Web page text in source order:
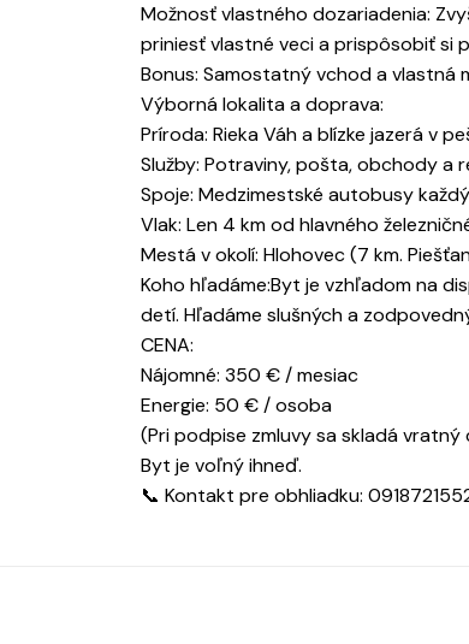
Možnosť vlastného dozariadenia:
priniesť vlastné veci a prispôsobiť si
Bonus: Samostatný vchod a vlastná
Výborná lokalita a doprava:
Príroda: Rieka Váh a blízke jazerá v
Služby: Potraviny, pošta, obchody a
Spoje: Medzimestské autobusy
Vlak: Len 4 km od hlavného
Mestá v okolí: Hlohovec (7 km.
Koho hľadáme:Byt je vzhľadom na
detí. Hľadáme slušných a
CENA:
Nájomné: 350 € / mesiac
Energie: 50 € / osoba
(Pri podpise zmluvy sa skladá vratný
Byt je voľný ihneď.
📞 Kontakt pre obhliadku: